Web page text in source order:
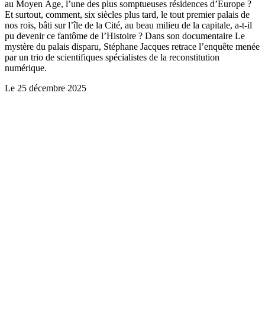
au Moyen Âge, l’une des plus somptueuses résidences d’Europe ?
Et surtout, comment, six siècles plus tard, le tout premier palais de
nos rois, bâti sur l’île de la Cité, au beau milieu de la capitale, a-t-il
pu devenir ce fantôme de l’Histoire ? Dans son documentaire Le
mystère du palais disparu, Stéphane Jacques retrace l’enquête menée
par un trio de scientifiques spécialistes de la reconstitution
numérique.
Le 25 décembre 2025